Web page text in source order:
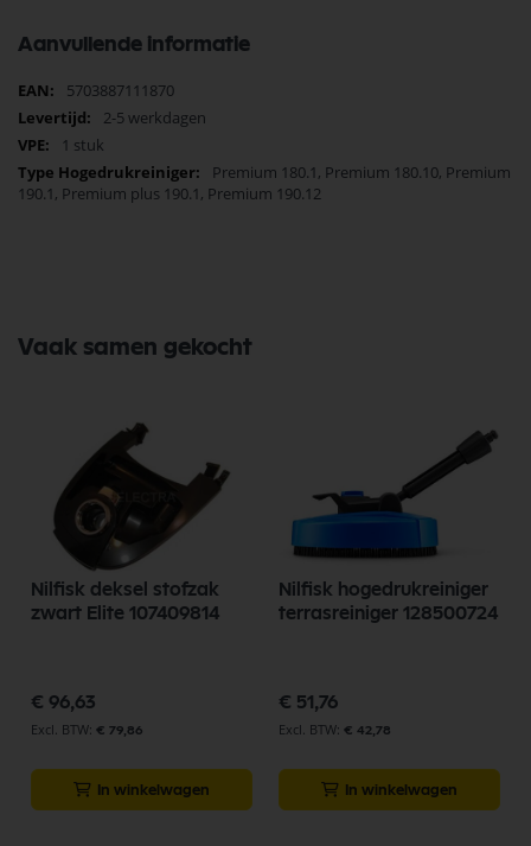
Aanvullende informatie
Meer
informatie
5703887111870
2-5 werkdagen
1 stuk
Premium 180.1, Premium 180.10, Premium
190.1, Premium plus 190.1, Premium 190.12
Vaak samen gekocht
Nilfisk deksel stofzak
zwart Elite 107409814
€ 96,63
€ 79,86
In winkelwagen
Nilfisk hogedrukreiniger
terrasreiniger 128500724
€ 51,76
€ 42,78
In winkelwagen